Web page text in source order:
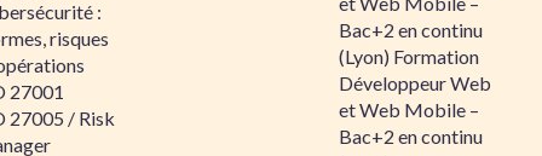
:
risques
27001
27005 / Risk
Bac+2 en continu
(Lyon) Formation
Développeur Web
et Web Mobile –
Bac+2 en continu